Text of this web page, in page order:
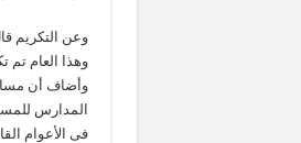
وهذا العام تم تكريم 12 شخصية في الدورة
وأضاف أن
المدارس
فى الأعوام